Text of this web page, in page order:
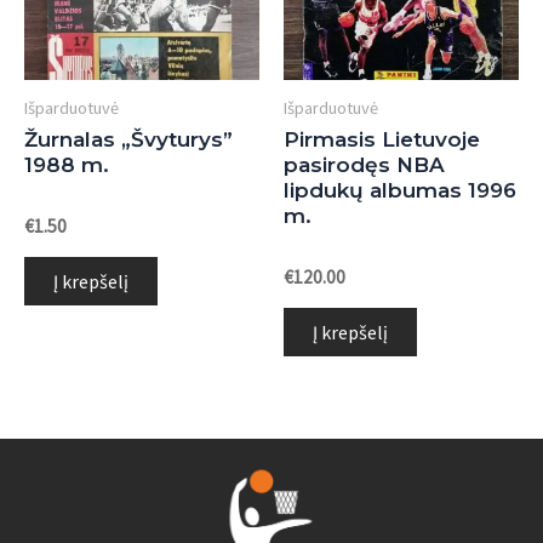
Išparduotuvė
Žurnalas „Švyturys”
1988 m.
Įvertinimas:
iš
€1.50
Į krepšelį
Išparduotuvė
Pirmasis Lietuvoje
pasirodęs NBA
lipdukų albumas 1996
m.
Įvertinimas:
iš
€120.00
Į krepšelį